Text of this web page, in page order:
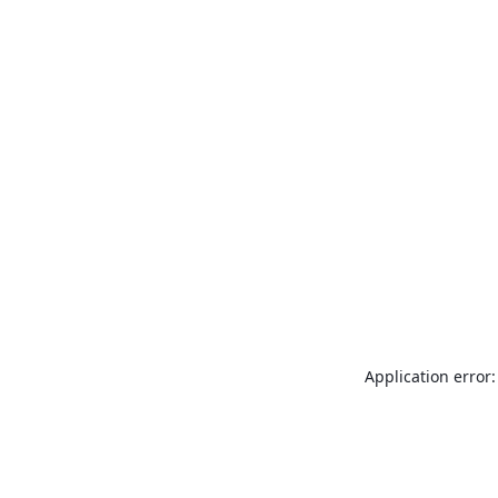
Application